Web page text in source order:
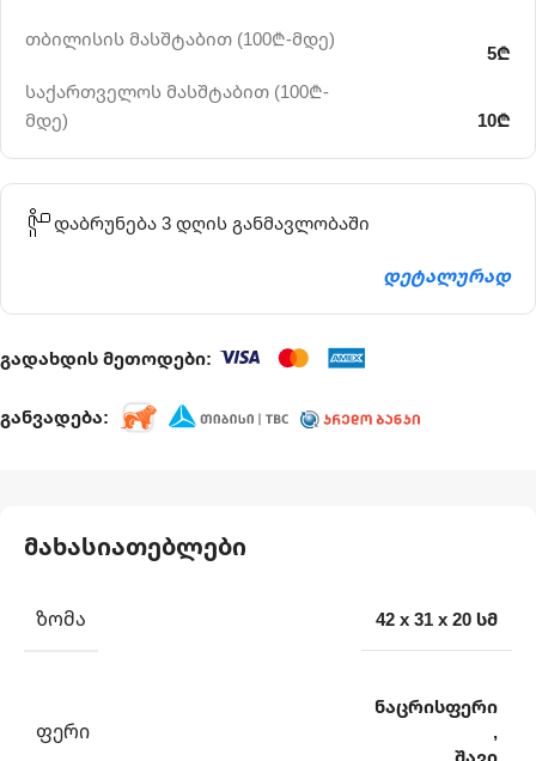
თბილისის მასშტაბით (100₾-მდე)
საქართველოს მასშტაბით (100₾-
მდე)
5₾
10₾
დაბრუნება 3 დღის განმავლობაში
დეტალურად
გადახდის მეთოდები:
განვადება:
მახასიათებლები
ᲖᲝᲛᲐ 42 x 31 x 20 სმ
ᲤᲔᲠᲘ
ნაცრისფერი
,